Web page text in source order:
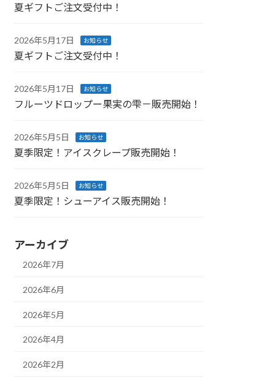
夏ギフトご注文受付中！
2026年5月17日 お知らせ
夏ギフトご注文受付中！
2026年5月17日 お知らせ
フルーツドロップー果実の雫－販売開始！
2026年5月5日 お知らせ
夏季限定！アイスクレープ販売開始！
2026年5月5日 お知らせ
夏季限定！シューアイス販売開始！
アーカイブ
2026年7月
2026年6月
2026年5月
2026年4月
2026年2月